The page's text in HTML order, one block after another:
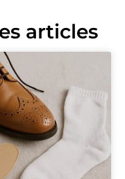
articles